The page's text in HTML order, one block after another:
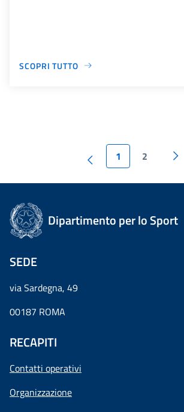
SCOPRI TUTTO
1 2
Dipartimento per lo Sport
SEDE
via Sardegna, 49
00187 ROMA
RECAPITI
Contatti operativi
Organizzazione